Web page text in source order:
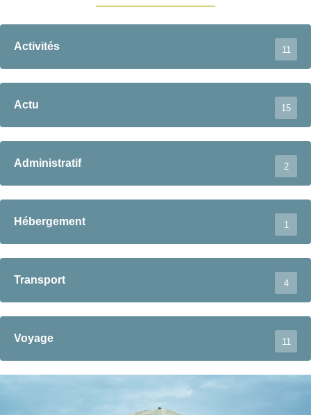
Activités 11
Actu 15
Administratif 2
Hébergement 1
Transport 4
Voyage 11